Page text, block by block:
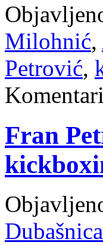
Milohnić,
Petrović,
Fran
Dubašnica